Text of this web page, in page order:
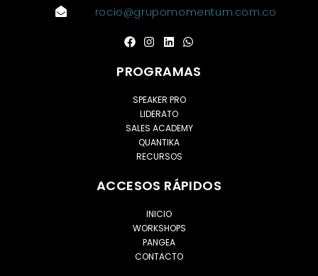
rocio@grupomomentum.com.co
PROGRAMAS
SPEAKER PRO
LIDERATO
SALES ACADEMY
QUANTIKA
RECURSOS
ACCESOS RÁPIDOS
INICIO
WORKSHOPS
PANGEA
CONTACTO